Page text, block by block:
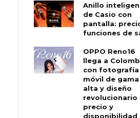
Anillo
de Casio con
pantalla:
funciones de
OPPO Reno16
llega a
con fotografía
móvil de gama
alta y diseño
revolucionario
precio y
disponibilidad